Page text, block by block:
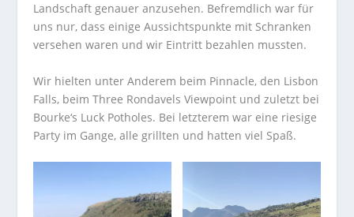
Landschaft genauer anzusehen. Befremdlich war für
uns nur, dass einige Aussichtspunkte mit Schranken
versehen waren und wir Eintritt bezahlen mussten.
Wir hielten unter Anderem beim Pinnacle, den Lisbon
Falls, beim Three Rondavels Viewpoint und zuletzt bei
Bourke‘s Luck Potholes. Bei letzterem war eine riesige
Party im Gange, alle grillten und hatten viel Spaß.